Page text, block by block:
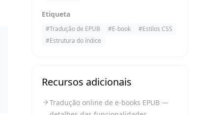
Etiqueta
#Tradução de EPUB #E-book #Estilos CSS
#Estrutura do índice
Recursos adicionais
Tradução online de e-books EPUB —